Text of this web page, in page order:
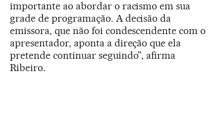
importante ao abordar o racismo em sua
grade de programação. A decisão da
emissora, que não foi condescendente com o
apresentador, aponta a direção que ela
pretende continuar seguindo”, afirma
Ribeiro.